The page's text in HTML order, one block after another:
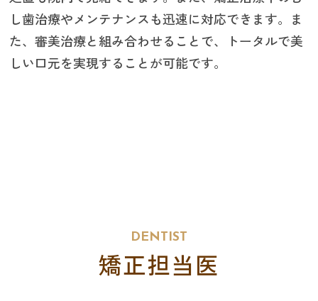
し歯治療やメンテナンスも迅速に対応できます。ま
た、審美治療と組み合わせることで、トータルで美
しい口元を実現することが可能です。
DENTIST
矯正担当医